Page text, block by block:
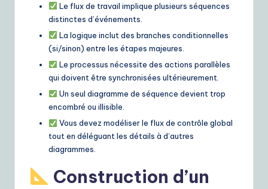
Le flux de travail implique plusieurs séquences
distinctes d’événements.
La logique inclut des branches conditionnelles
(si/sinon) entre les étapes majeures.
Le processus nécessite des actions parallèles
qui doivent être synchronisées ultérieurement.
Un seul diagramme de séquence devient trop
encombré ou illisible.
Vous devez modéliser le flux de contrôle global
tout en déléguant les détails à d’autres
diagrammes.
Construction d’un